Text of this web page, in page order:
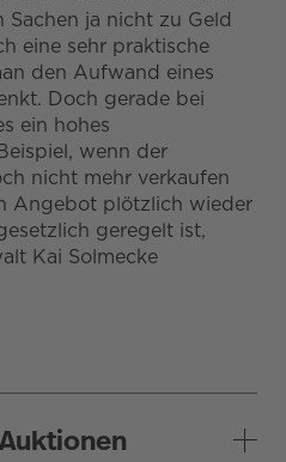
Sachen ja nicht zu Geld
eine sehr praktische
den Aufwand eines
Doch gerade bei
ein hohes
wenn der
nicht mehr verkaufen
Angebot plötzlich wieder
geregelt ist,
Kai Solmecke